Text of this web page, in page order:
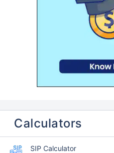
Calculators
SIP Calculator